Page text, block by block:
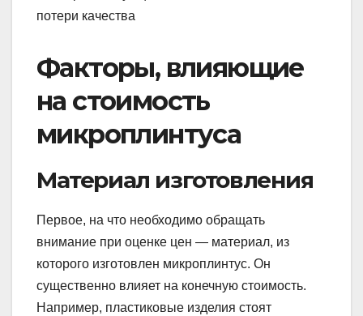
Факторы, влияющие
на стоимость
микроплинтуса
Материал изготовления
Первое, на что необходимо обращать
внимание при оценке цен — материал, из
которого изготовлен микроплинтус. Он
существенно влияет на конечную стоимость.
Например, пластиковые изделия стоят